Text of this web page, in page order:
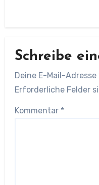
Schreibe
Deine E-Mail-
Erforderliche Felder
Kommentar *